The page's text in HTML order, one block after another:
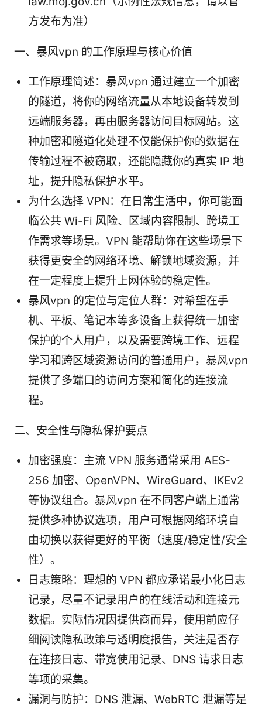
方发布为准）
一、暴风vpn 的工作原理与核心价值
工作原理简述：暴风vpn 通过建立一个加密
的隧道，将你的网络流量从本地设备转发到
远端服务器，再由服务器访问目标网站。这
种加密和隧道化处理不仅能保护你的数据在
传输过程不被窃取，还能隐藏你的真实 IP 地
址，提升隐私保护水平。
为什么选择 VPN：在日常生活中，你可能面
临公共 Wi-Fi 风险、区域内容限制、跨境工
作需求等场景。VPN 能帮助你在这些场景下
获得更安全的网络环境、解锁地域资源，并
在一定程度上提升上网体验的稳定性。
暴风vpn 的定位与定位人群：对希望在手
机、平板、笔记本等多设备上获得统一加密
保护的个人用户，以及需要跨境工作、远程
学习和跨区域资源访问的普通用户，暴风vpn
提供了多端口的访问方案和简化的连接流
程。
二、安全性与隐私保护要点
加密强度：主流 VPN 服务通常采用 AES-
256 加密、OpenVPN、WireGuard、IKEv2
等协议组合。暴风vpn 在不同客户端上通常
提供多种协议选项，用户可根据网络环境自
由切换以获得更好的平衡（速度/稳定性/安全
性）。
日志策略：理想的 VPN 都应承诺最小化日志
记录，尽量不记录用户的在线活动和连接元
数据。实际情况因提供商而异，使用前应仔
细阅读隐私政策与透明度报告，关注是否存
在连接日志、带宽使用记录、DNS 请求日志
等项的采集。
漏洞与防护：DNS 泄漏、WebRTC 泄漏等是